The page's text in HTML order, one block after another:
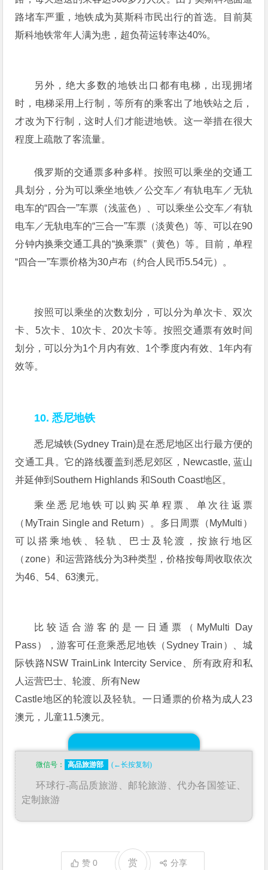
路堵车严重，地铁成为莫斯科市民出行的首选。目前莫
斯科地铁常年人满为患，超负荷运转率达40%。
另外，绝大多数的地铁出口都有电梯，出现拥堵
时，电梯采用上行制，等所有的乘客出了地铁站之后，
才改为下行制，这时人们才能进地铁。这一举措在很大
程度上疏散了客流量。
俄罗斯的交通票多种多样。按照可以乘坐的交通工
具划分，分为可以乘坐地铁／公交车／有轨电车／无轨
电车的“四合一”车票（浅蓝色）、可以乘坐公交车／有轨
电车／无轨电车的“三合一”车票（淡黄色）等、可以在90
分钟内换乘交通工具的“换乘票”（黄色）等。目前，单程
“四合一”车票价格为30卢布（约合人民币5.54元）。
按照可以乘坐的次数划分，可以分为单次卡、双次
卡、5次卡、10次卡、20次卡等。按照交通票有效时间
划分，可以分为1个月内有效、1个季度内有效、1年内有
效等。
10. 悉尼地铁
悉尼城铁(Sydney Train)是在悉尼地区出行最方便的
交通工具。它的路线覆盖到悉尼郊区，Newcastle, 蓝山
并延伸到Southern Highlands 和South Coast地区。
乘坐悉尼地铁可以购买单程票、单次往返票
（MyTrain Single and Return）。多日周票（MyMulti）
可以搭乘地铁、轻轨、巴士及轮渡，按旅行地区
（zone）和运营路线分为3种类型，价格按每周收取依次
为46、54、63澳元。
比较适合游客的是一日通票（MyMulti Day
Pass），游客可任意乘悉尼地铁（Sydney Train）、城
际铁路NSW TrainLink Intercity Service、所有政府和私
人运营巴士、轮渡、所有New
Castle地区的轮渡以及轻轨。一日通票的价格为成人23
澳元，儿童11.5澳元。
微信号： 高品旅游部 (←长按复制)
环球行-高品质旅游、邮轮旅游、代办各国签证、
定制旅游
赞0 赏 分享